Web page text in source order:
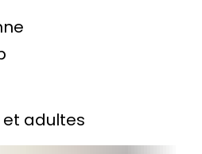
et adultes